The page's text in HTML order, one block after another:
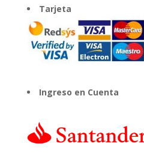
Tarjeta
Ingreso en Cuenta